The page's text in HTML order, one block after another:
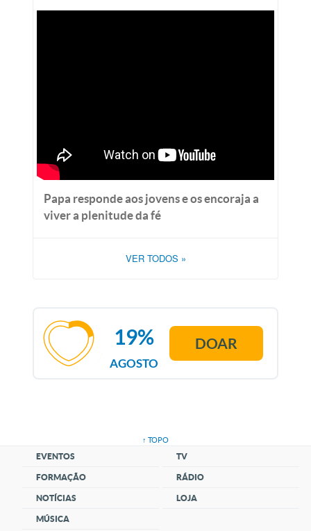
Papa responde aos jovens e os encoraja a
viver a plenitude da fé
VER TODOS »
AGOSTO
19% DOAR
↑ TOPO
EVENTOS
FORMAÇÃO
NOTÍCIAS
MÚSICA
TV
RÁDIO
LOJA